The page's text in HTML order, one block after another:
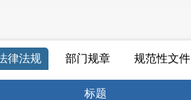
律法规 部门规章 规范性文件
标题